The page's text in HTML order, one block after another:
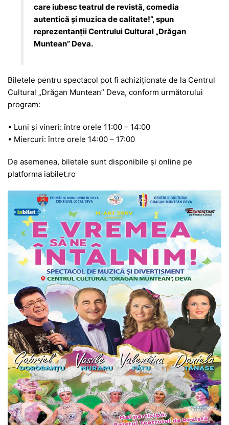
care iubesc teatrul de revistă, comedia
autentică și muzica de calitate!”, spun
reprezentanții Centrului Cultural „Drăgan
Muntean” Deva.
Biletele pentru spectacol pot fi achiziționate de la Centrul
Cultural „Drăgan Muntean” Deva, conform următorului
program:
• Luni și vineri: între orele 11:00 – 14:00
• Miercuri: între orele 14:00 – 17:00
De asemenea, biletele sunt disponibile și online pe
platforma iabilet.ro